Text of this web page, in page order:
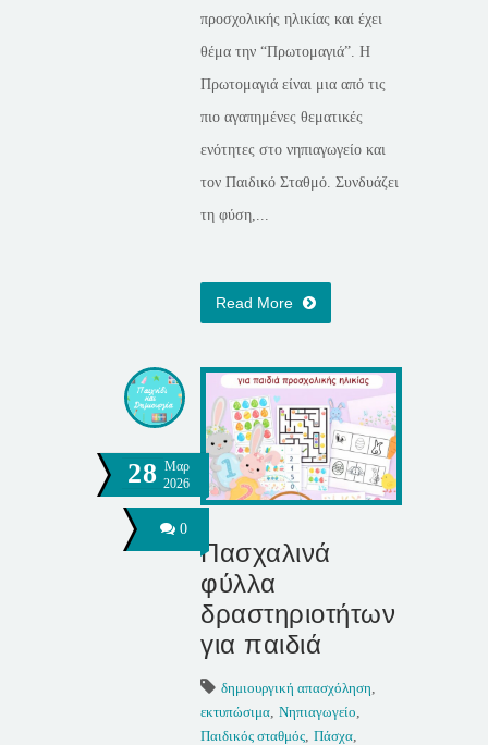
προσχολικής ηλικίας και έχει
θέμα την “Πρωτομαγιά”. Η
Πρωτομαγιά είναι μια από τις
πιο αγαπημένες θεματικές
ενότητες στο νηπιαγωγείο και
τον Παιδικό Σταθμό. Συνδυάζει
τη φύση,...
Read More
28 Μαρ
2026
0
Πασχαλινά
φύλλα
δραστηριοτήτων
για παιδιά
δημιουργική απασχόληση
εκτυπώσιμα Νηπιαγωγείο
Παιδικός σταθμός Πάσχα